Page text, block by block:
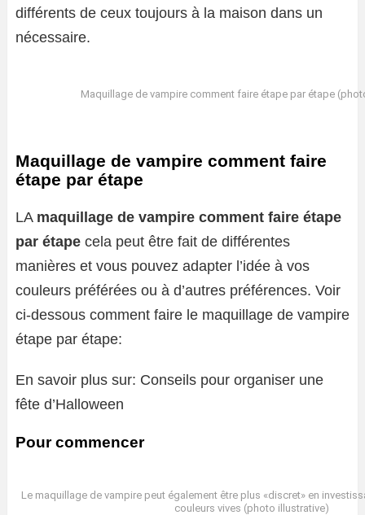
différents de ceux toujours à la maison dans un
nécessaire.
Maquillage de vampire comment faire étape par étape
Maquillage de vampire comment faire
étape par étape
LA maquillage de vampire comment faire étape
par étape cela peut être fait de différentes
manières et vous pouvez adapter l’idée à vos
couleurs préférées ou à d’autres préférences. Voir
ci-dessous comment faire le maquillage de vampire
étape par étape:
En savoir plus sur: Conseils pour organiser une
fête d’Halloween
Pour commencer
Le maquillage de vampire peut également être plus «discret» en
couleurs vives (photo illustrative)